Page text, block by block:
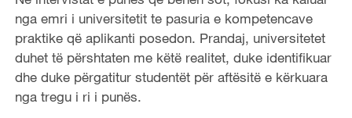
nga emri i universitetit te pasuria e kompetencave
praktike që aplikanti posedon. Prandaj, universitetet
duhet të përshtaten me këtë realitet, duke identifikuar
dhe duke përgatitur studentët për aftësitë e kërkuara
nga tregu i ri i punës.